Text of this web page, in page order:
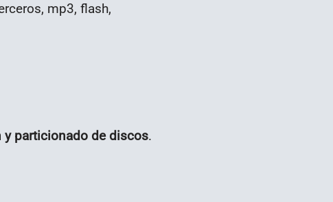
mp3, flash,
particionado de discos.